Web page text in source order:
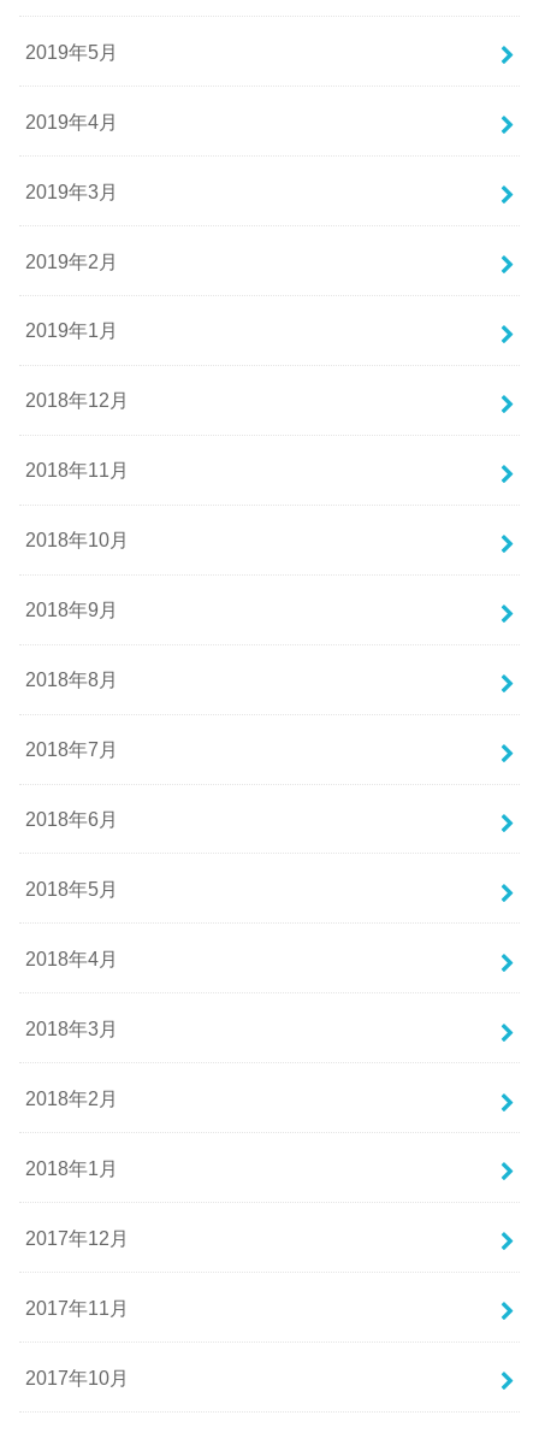
2019年5月
2019年4月
2019年3月
2019年2月
2019年1月
2018年12月
2018年11月
2018年10月
2018年9月
2018年8月
2018年7月
2018年6月
2018年5月
2018年4月
2018年3月
2018年2月
2018年1月
2017年12月
2017年11月
2017年10月